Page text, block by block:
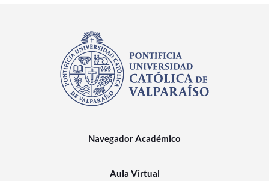
Navegador Académico
Aula Virtual